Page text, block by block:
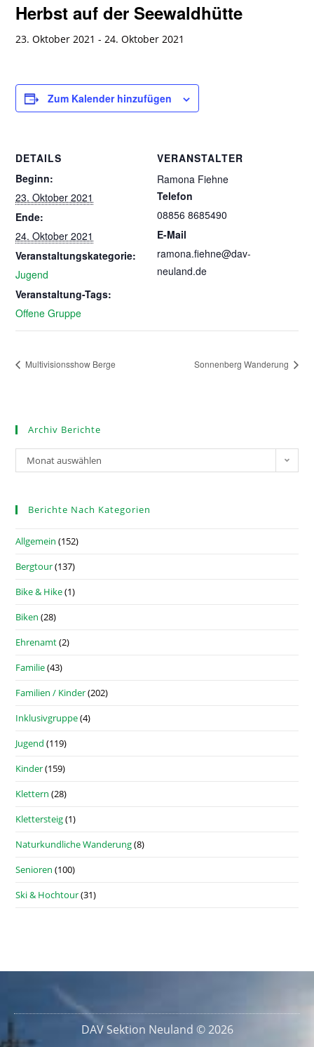
Herbst auf der Seewaldhütte
23. Oktober 2021 -24. Oktober 2021
Zum Kalender hinzufügen
DETAILS
Beginn:
23. Oktober 2021
Ende:
24. Oktober 2021
Veranstaltungskategorie:
Jugend
Veranstaltung-Tags:
Offene Gruppe
VERANSTALTER
Ramona Fiehne
Telefon
08856 8685490
E-Mail
ramona.fiehne@dav-
neuland.de
Multivisionsshow Berge Sonnenberg Wanderung
Archiv Berichte
Monat auswählen
Berichte Nach Kategorien
Allgemein (152)
Bergtour(137)
Bike & Hike(1)
Biken (28)
Ehrenamt(2)
Familie(43)
Familien / Kinder(202)
Inklusivgruppe(4)
Jugend (119)
Kinder(159)
Klettern (28)
Klettersteig(1)
Naturkundliche Wanderung(8)
Senioren (100)
Ski & Hochtour(31)
DAV Sektion Neuland © 2026